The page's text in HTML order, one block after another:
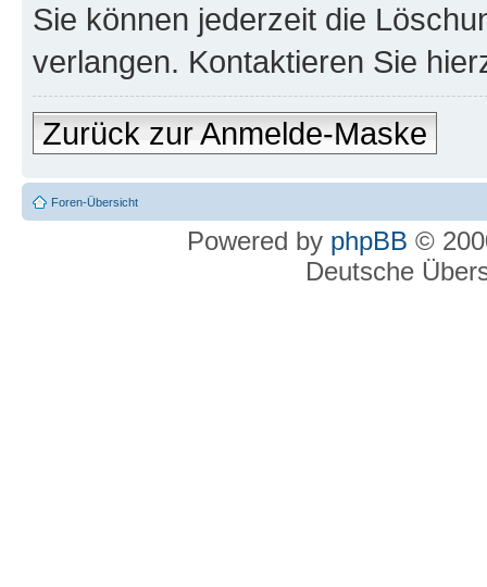
Sie können jederzeit die
verlangen. Kontaktieren Sie
Zurück zur Anmelde-Maske
Foren-Übersicht
Powered by phpBB ©
Deutsche